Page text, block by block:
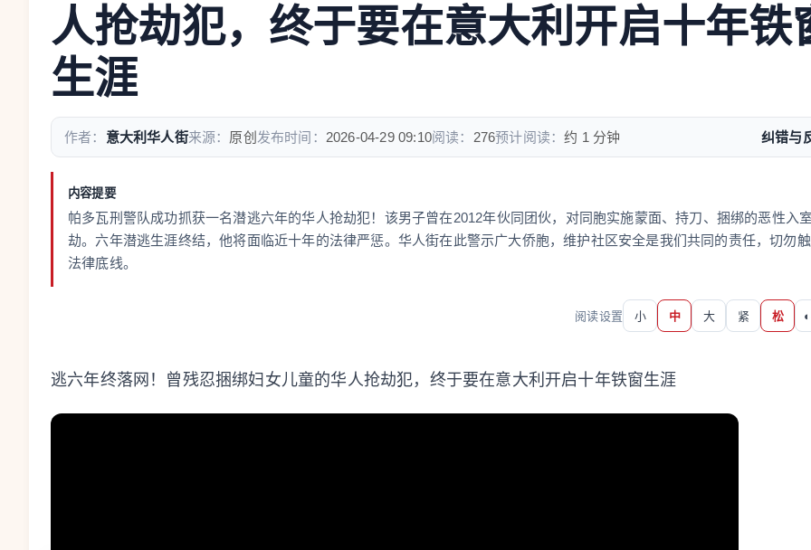
人抢劫犯，终于要在意大利开启十年铁
生涯
作者： 意大利华人街来源： 原创 发布时间： 2026-04-29 09:10阅读： 276预计阅读：约 1 分钟 纠错与
内容提要
帕多瓦刑警队成功抓获一名潜逃六年的华人抢劫犯！该男子曾在2012年伙同团伙，对同胞实施蒙面、持刀、捆绑的恶性入
劫。六年潜逃生涯终结，他将面临近十年的法律严惩。华人街在此警示广大侨胞，维护社区安全是我们共同的责任，切勿
法律底线。
阅读设置 小 中 大 紧 松 ◐
逃六年终落网！曾残忍捆绑妇女儿童的华人抢劫犯，终于要在意大利开启十年铁窗生涯